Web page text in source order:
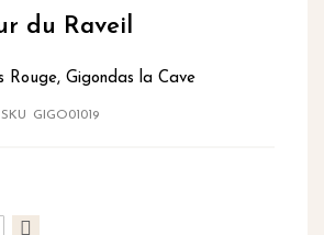
du Raveil
Rouge, Gigondas la Cave
SKU GIGO01019